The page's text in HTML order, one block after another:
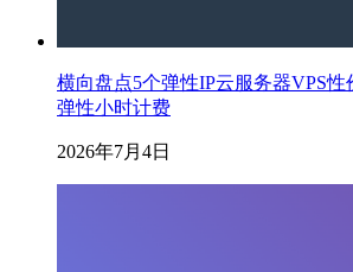
横向盘点5个弹性IP云服务器VPS
弹性小时计费
2026年7月4日